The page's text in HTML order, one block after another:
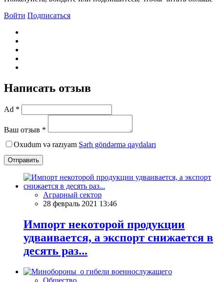
Войти Подписаться
Написать отзыв
Ad *
Ваш отзыв *
Oxudum və razıyam Şərh göndərmə qaydaları
Отправить
Аграрный сектор
28 февраль 2021 13:46
Импорт некоторой продукции
удваивается, а экспорт снижается в
десять раз...
Общество